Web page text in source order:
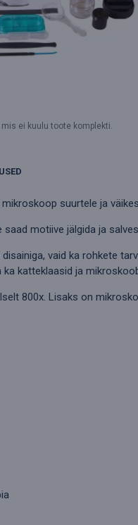
ei kuulu toote komplekti.
suurtele ja
motiive jälgida ja
vaid ka rohkete
katteklaasid ja
800x. Lisaks on